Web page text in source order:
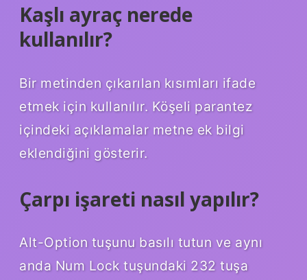
Kaşlı ayraç nerede
kullanılır?
Bir metinden çıkarılan kısımları ifade
etmek için kullanılır. Köşeli parantez
içindeki açıklamalar metne ek bilgi
eklendiğini gösterir.
Çarpı işareti nasıl yapılır?
Alt-Option tuşunu basılı tutun ve aynı
anda Num Lock tuşundaki 232 tuşa